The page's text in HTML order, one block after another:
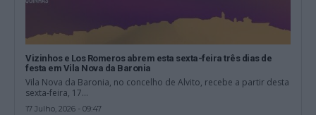
Vizinhos e Los Romeros abrem esta sexta-feira três dias de
festa em Vila Nova da Baronia
Vila Nova da Baronia, no concelho de Alvito, recebe a partir desta
sexta-feira, 17...
17 Julho, 2026 - 09:47